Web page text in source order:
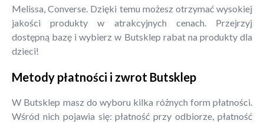
Melissa, Converse. Dzięki temu możesz otrzymać wysokiej
jakości produkty w atrakcyjnych cenach. Przejrzyj
dostępną bazę i wybierz w Butsklep rabat na produkty dla
dzieci!
Metody płatności i zwrot Butsklep
W Butsklep masz do wyboru kilka różnych form płatności.
Wśród nich pojawia się: płatność przy odbiorze, płatność